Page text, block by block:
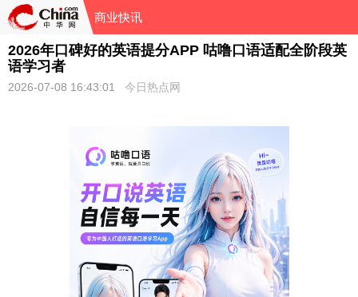
商业快讯
2026年口碑好的英语提分APP 咕噜口语适配全阶段英
语学习者
2026-07-08 16:43:01 今日热点网